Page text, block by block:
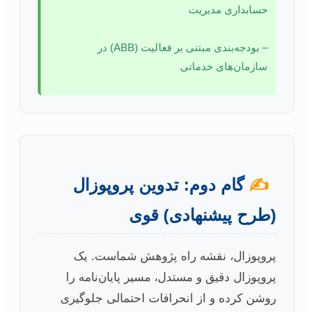
حسابداری مدیریت
– بودجه‌بندی مبتنی بر فعالیت (ABB) در
سازمان‌های خدماتی
✍️ گام دوم: تدوین پروپوزال
(طرح پیشنهادی) قوی
پروپوزال، نقشه راه پژوهش شماست. یک
پروپوزال دقیق و مستدل، مسیر پایان‌نامه را
روشن کرده و از انحرافات احتمالی جلوگیری